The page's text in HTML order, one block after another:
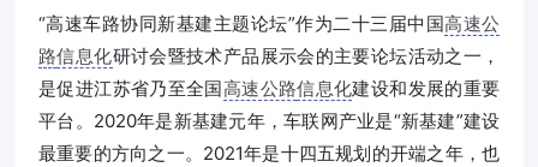
“高速车路协同新基建主题论坛”作为二十三届中国高速公
路信息化研讨会暨技术产品展示会的主要论坛活动之一，
是促进江苏省乃至全国高速公路信息化建设和发展的重要
平台。2020年是新基建元年，车联网产业是“新基建”建设
最重要的方向之一。2021年是十四五规划的开端之年，也